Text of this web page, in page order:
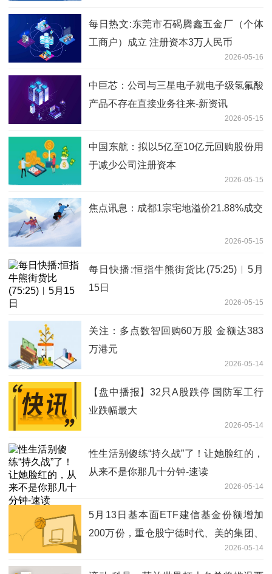
每日热文:东莞市石碣腾鑫五金厂（个体
工商户）成立 注册资本3万人民币
2026-05-16
中巨芯：公司与三星电子就电子级氢氟酸
产品不存在直接业务往来-新资讯
2026-05-15
中国东航：拟以5亿至10亿元回购股份用
于减少公司注册资本
2026-05-15
焦点讯息：成都1宗宅地溢价21.88%成交
2026-05-15
每日快播:恒指牛熊街货比(75:25)︱5月
15日
2026-05-15
关注：多点数智回购60万股 金额达383
万港元
2026-05-14
【盘中播报】32只A股跌停 国防军工行
业跌幅最大
2026-05-14
性生活别傻练“持久战”了！让她脸红的，
从来不是你那几十分钟-速读
2026-05-14
5月13日基本面ETF建信基金份额增加
200万份，重仓股宁德时代、美的集团、
2026-05-14